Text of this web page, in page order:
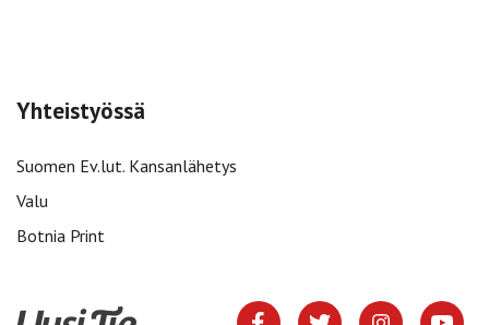
Yhteistyössä
Suomen Ev.lut. Kansanlähetys
Valu
Botnia Print